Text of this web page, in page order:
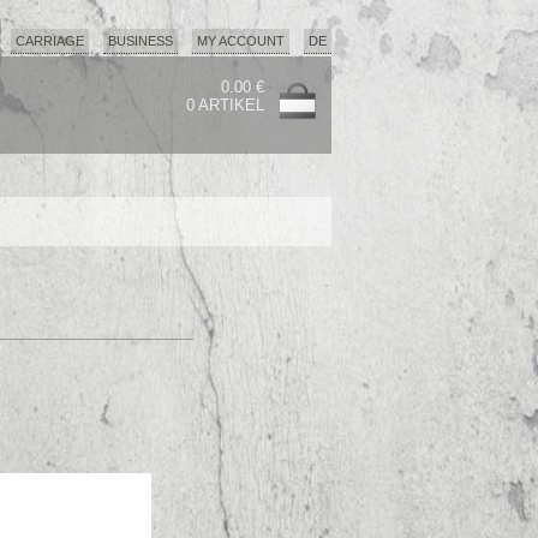
CARRIAGE BUSINESS MY ACCOUNT DE
0.00 €
0 ARTIKEL